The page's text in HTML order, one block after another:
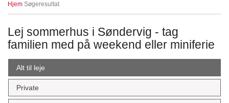
Hjem Søgeresultat
Lej sommerhus i Søndervig - tag
familien med på weekend eller miniferie
Alt til leje
Private